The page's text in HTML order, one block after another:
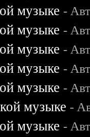
музыке -
музыке -
музыке -
музыке -
музыке -
музыке -
музыке -